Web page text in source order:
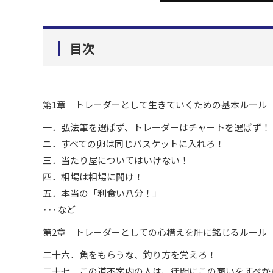
目次
第1章 トレーダーとして生きていくための基本ルール
一．弘法筆を選ばず、トレーダーはチャートを選ばず！
ニ．すべての卵は同じバスケットに入れろ！
三．当たり屋についてはいけない！
四．相場は相場に聞け！
五．本当の「利食い八分！」
･･･など
第2章 トレーダーとしての心構えを肝に銘じるルール
二十六．魚をもらうな、釣り方を覚えろ！